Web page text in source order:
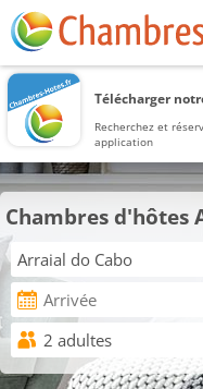
Télécharger
Recherchez et
application
Chambres d'hôtes